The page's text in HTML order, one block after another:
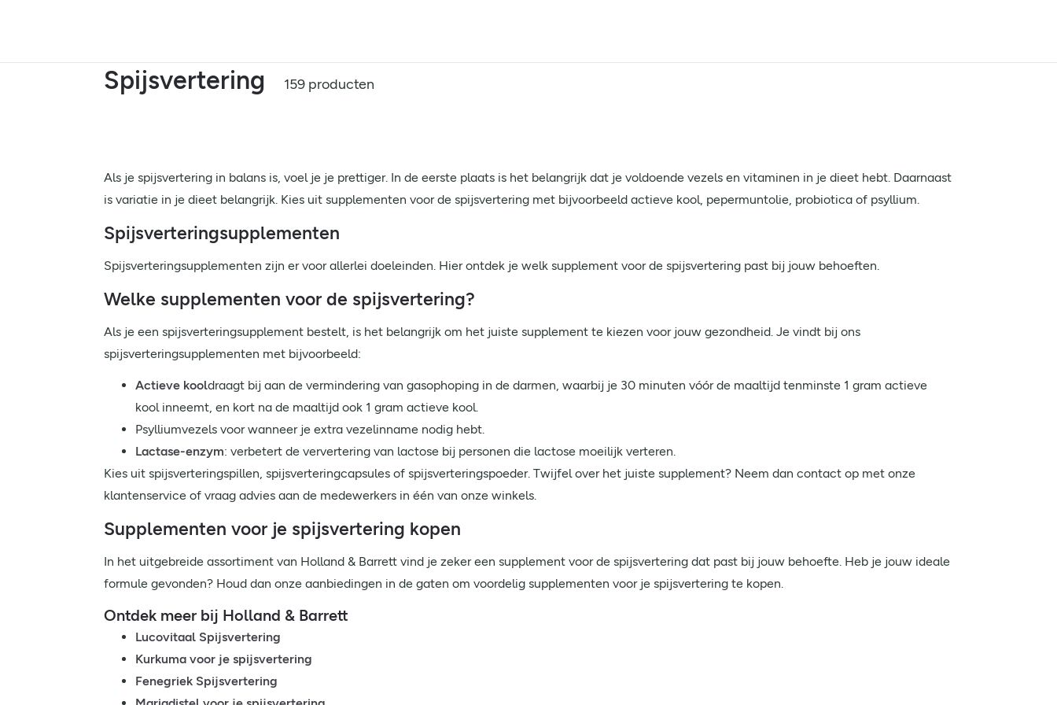
Spijsvertering 159 producten
Als je spijsvertering in balans is, voel je je prettiger. In de eerste plaats is het belangrijk dat je voldoende vezels en vitaminen in je dieet hebt. Daarnaast
is variatie in je dieet belangrijk. Kies uit supplementen voor de spijsvertering met bijvoorbeeld actieve kool, pepermuntolie, probiotica of psyllium.
Spijsverteringsupplementen
Spijsverteringsupplementen zijn er voor allerlei doeleinden. Hier ontdek je welk supplement voor de spijsvertering past bij jouw behoeften.
Welke supplementen voor de spijsvertering?
Als je een spijsverteringsupplement bestelt, is het belangrijk om het juiste supplement te kiezen voor jouw gezondheid. Je vindt bij ons
spijsverteringsupplementen met bijvoorbeeld:
Actieve kooldraagt bij aan de vermindering van gasophoping in de darmen, waarbij je 30 minuten vóór de maaltijd tenminste 1 gram actieve
kool inneemt, en kort na de maaltijd ook 1 gram actieve kool.
Psylliumvezels voor wanneer je extra vezelinname nodig hebt.
Lactase-enzym: verbetert de ververtering van lactose bij personen die lactose moeilijk verteren.
Kies uit spijsverteringspillen, spijsverteringcapsules of spijsverteringspoeder. Twijfel over het juiste supplement? Neem dan contact op met onze
klantenservice of vraag advies aan de medewerkers in één van onze winkels.
Supplementen voor je spijsvertering kopen
In het uitgebreide assortiment van Holland & Barrett vind je zeker een supplement voor de spijsvertering dat past bij jouw behoefte. Heb je jouw ideale
formule gevonden? Houd dan onze aanbiedingen in de gaten om voordelig supplementen voor je spijsvertering te kopen.
Ontdek meer bij Holland & Barrett
Lucovitaal Spijsvertering
Kurkuma voor je spijsvertering
Fenegriek Spijsvertering